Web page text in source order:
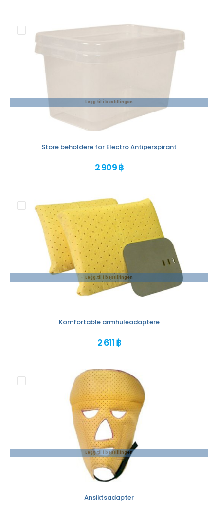
Legg til i bestillingen
Store beholdere for Electro Antiperspirant
2 909 ฿
Legg til i bestillingen
Komfortable armhuleadaptere
2 611 ฿
Legg til i bestillingen
Ansiktsadapter